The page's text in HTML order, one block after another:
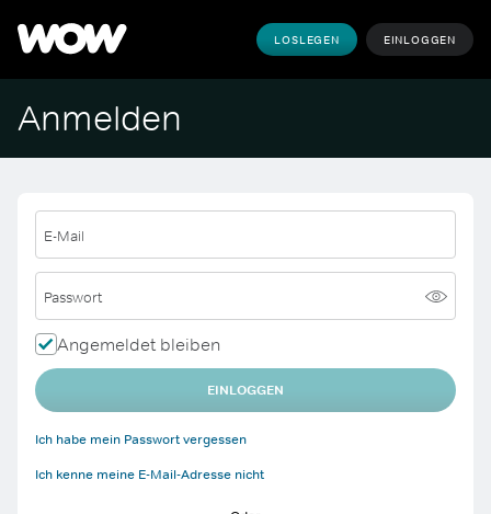
LOSLEGEN EINLOGGEN
Anmelden
E-Mail
Passwort
Angemeldet bleiben
EINLOGGEN
Ich habe mein Passwort vergessen
Ich kenne meine E-Mail-Adresse nicht